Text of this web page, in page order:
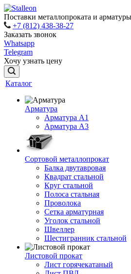
Поставки металлопроката и
+7 (812) 438-38-27
Заказать звонок
Whatsapp
Telegram
Хочу узнать цену
Каталог
Арматура
Арматура A1
Арматура А3
Сортовой металлопрокат
Балка двутавровая
Квадрат стальной
Круг стальной
Полоса стальная
Проволока
Сетка арматурная
Уголок стальной
Швеллер
Шестигранник стальной
Листовой прокат
Лист горячекатаный